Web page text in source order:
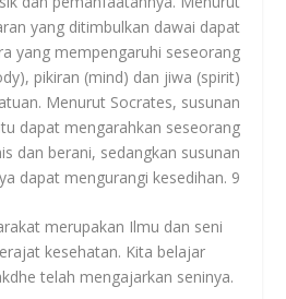
yang ditimbulkan dawai dapat
yang mempengaruhi seseorang
pikiran (mind) dan jiwa (spirit)
Menurut Socrates, susunan
dapat mengarahkan seseorang
dan berani, sedangkan susunan
dapat mengurangi kesedihan. 9
merupakan Ilmu dan seni
kesehatan. Kita belajar
telah mengajarkan seninya.